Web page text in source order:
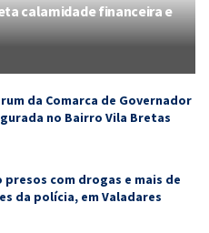
calamidade financeira e
da Comarca de Governador
no Bairro Vila Bretas
presos com drogas e mais de
da polícia, em Valadares